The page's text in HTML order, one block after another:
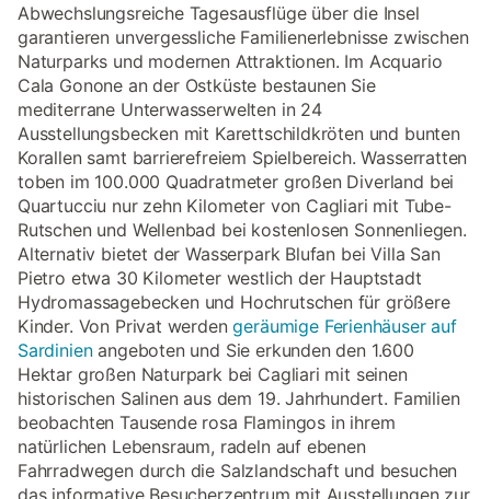
Abwechslungsreiche Tagesausflüge über die Insel
garantieren unvergessliche Familienerlebnisse zwischen
Naturparks und modernen Attraktionen. Im Acquario
Cala Gonone an der Ostküste bestaunen Sie
mediterrane Unterwasserwelten in 24
Ausstellungsbecken mit Karettschildkröten und bunten
Korallen samt barrierefreiem Spielbereich. Wasserratten
toben im 100.000 Quadratmeter großen Diverland bei
Quartucciu nur zehn Kilometer von Cagliari mit Tube-
Rutschen und Wellenbad bei kostenlosen Sonnenliegen.
Alternativ bietet der Wasserpark Blufan bei Villa San
Pietro etwa 30 Kilometer westlich der Hauptstadt
Hydromassagebecken und Hochrutschen für größere
Kinder. Von Privat werdengeräumige Ferienhäuser auf
Sardinienangeboten und Sie erkunden den 1.600
Hektar großen Naturpark bei Cagliari mit seinen
historischen Salinen aus dem 19. Jahrhundert. Familien
beobachten Tausende rosa Flamingos in ihrem
natürlichen Lebensraum, radeln auf ebenen
Fahrradwegen durch die Salzlandschaft und besuchen
das informative Besucherzentrum mit Ausstellungen zur